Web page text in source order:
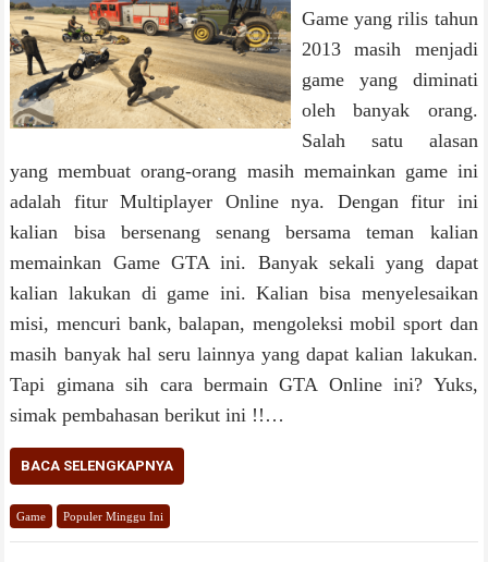
Game yang rilis tahun
2013 masih menjadi
game yang diminati
oleh banyak orang.
Salah satu alasan
yang membuat orang-orang masih memainkan game ini
adalah fitur Multiplayer Online nya. Dengan fitur ini
kalian bisa bersenang senang bersama teman kalian
memainkan Game GTA ini. Banyak sekali yang dapat
kalian lakukan di game ini. Kalian bisa menyelesaikan
misi, mencuri bank, balapan, mengoleksi mobil sport dan
masih banyak hal seru lainnya yang dapat kalian lakukan.
Tapi gimana sih cara bermain GTA Online ini? Yuks,
simak pembahasan berikut ini !!…
BACA SELENGKAPNYA
Game Populer Minggu Ini